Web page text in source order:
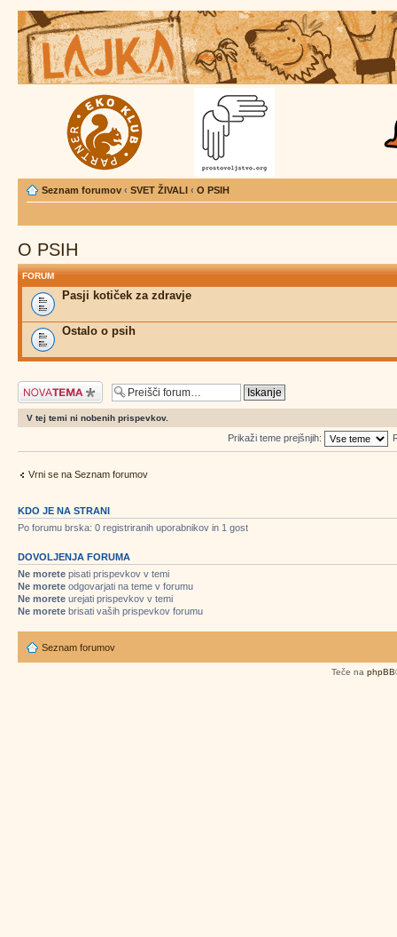
Seznam forumov ‹ SVET ŽIVALI ‹ O PSIH
O PSIH
FORUM
Pasji kotiček za zdravje
Ostalo o psih
Napiši novo temo
V tej temi ni nobenih prispevkov.
Prikaži teme prejšnjih:
Vrni se na Seznam forumov
KDO JE NA STRANI
Po forumu brska: 0 registriranih uporabnikov in 1 gost
DOVOLJENJA FORUMA
Ne morete pisati prispevkov v temi
Ne morete odgovarjati na teme v forumu
Ne morete urejati prispevkov v temi
Ne morete brisati vaših prispevkov forumu
Seznam forumov
Teče na phpBB